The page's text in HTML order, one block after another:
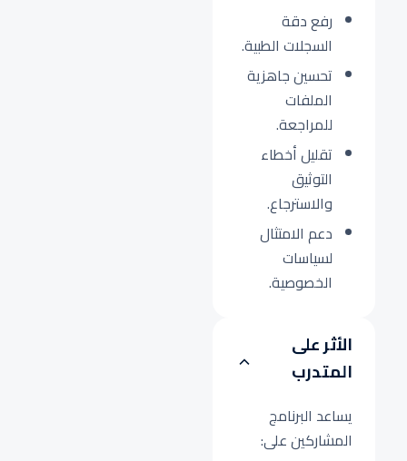
رفع دقة
السجلات الطبية.
تحسين جاهزية
الملفات
للمراجعة.
تقليل أخطاء
التوثيق
والاسترجاع.
دعم الامتثال
لسياسات
الخصوصية.
الأثر على
المتدرب
يساعد البرنامج
المشاركين على: